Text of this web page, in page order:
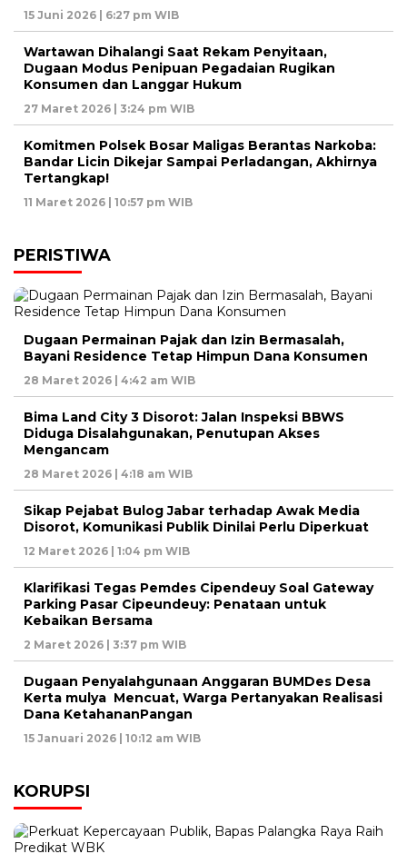
15 Juni 2026 | 6:27 pm WIB
Wartawan Dihalangi Saat Rekam Penyitaan,
Dugaan Modus Penipuan Pegadaian Rugikan
Konsumen dan Langgar Hukum
27 Maret 2026 | 3:24 pm WIB
Komitmen Polsek Bosar Maligas Berantas Narkoba:
Bandar Licin Dikejar Sampai Perladangan, Akhirnya
Tertangkap!
11 Maret 2026 | 10:57 pm WIB
PERISTIWA
Dugaan Permainan Pajak dan Izin Bermasalah,
Bayani Residence Tetap Himpun Dana Konsumen
28 Maret 2026 | 4:42 am WIB
Bima Land City 3 Disorot: Jalan Inspeksi BBWS
Diduga Disalahgunakan, Penutupan Akses
Mengancam
28 Maret 2026 | 4:18 am WIB
Sikap Pejabat Bulog Jabar terhadap Awak Media
Disorot, Komunikasi Publik Dinilai Perlu Diperkuat
12 Maret 2026 | 1:04 pm WIB
Klarifikasi Tegas Pemdes Cipendeuy Soal Gateway
Parking Pasar Cipeundeuy: Penataan untuk
Kebaikan Bersama
2 Maret 2026 | 3:37 pm WIB
Dugaan Penyalahgunaan Anggaran BUMDes Desa
Kerta mulya Mencuat, Warga Pertanyakan Realisasi
Dana KetahananPangan
15 Januari 2026 | 10:12 am WIB
KORUPSI